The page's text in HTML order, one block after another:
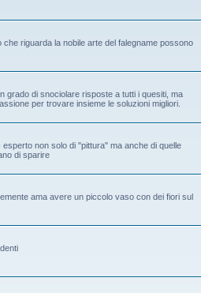
riguarda la nobile arte del falegname possono
grado di snociolare risposte a tutti i quesiti, ma
per trovare insieme le soluzioni migliori.
non solo di "pittura" ma anche di quelle
di sparire
ama avere un piccolo vaso con dei fiori sul